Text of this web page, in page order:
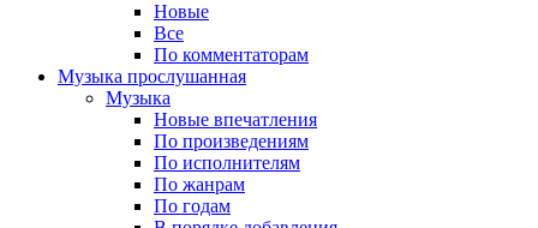
Новые
Все
По комментаторам
Музыка прослушанная
Музыка
Новые впечатления
По произведениям
По исполнителям
По жанрам
По годам